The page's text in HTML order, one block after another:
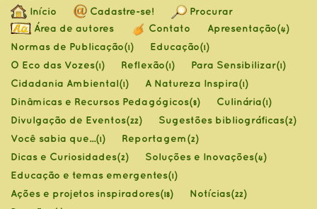
Início Cadastre-se!
Procurar
Área de autores
Contato Apresentação(4)
Normas de Publicação(1) Educação(1)
O Eco das Vozes(1) Reflexão(1) Para Sensibilizar(1)
Cidadania Ambiental(1) A Natureza Inspira(1)
Dinâmicas e Recursos Pedagógicos(8) Culinária(1)
Divulgação de Eventos(22) Sugestões bibliográficas(2)
Você sabia que...(1) Reportagem(2)
Dicas e Curiosidades(2) Soluções e Inovações(4)
Educação e temas emergentes(1)
Ações e projetos inspiradores(18) Notícias(22)